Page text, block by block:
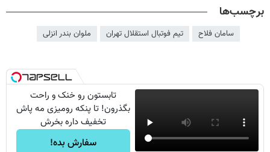
برچسب‌ها
سامان فلاح تیم فوتبال استقلال تهران ملوان بندر انزلی
تابستون رو خنک و راحت
بگذرون! تا پنکه رومیزی مه پاش
تخفیف داره بخرش
سفارش بده!